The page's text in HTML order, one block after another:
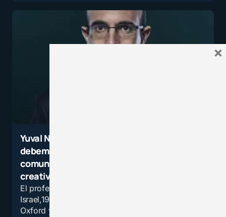
Yuval Noah Harari: Los profesores
debemos enseñar pensamiento crítico,
comunicación, colaboración y
creatividad
El profesor Yuval Noah Harari (Haifa,
Israel,1976), se doctoró en la Universidad de
Oxford y ahora es catedrático en el
×